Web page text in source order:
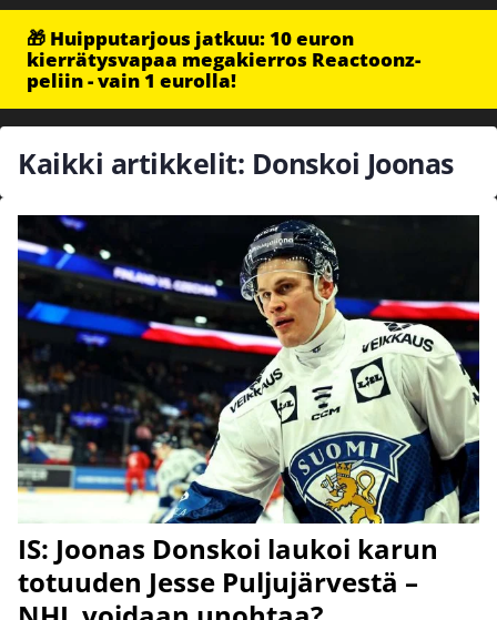
🎁 Huipputarjous jatkuu: 10 euron
kierrätysvapaa megakierros Reactoonz-
peliin - vain 1 eurolla!
Kaikki artikkelit: Donskoi Joonas
IS: Joonas Donskoi laukoi karun
totuuden Jesse Puljujärvestä –